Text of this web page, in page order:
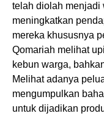
telah diolah menjadi
meningkatkan
mereka khususnya
Qomariah melihat
kebun warga,
Melihat adanya
mengumpulkan
untuk dijadikan